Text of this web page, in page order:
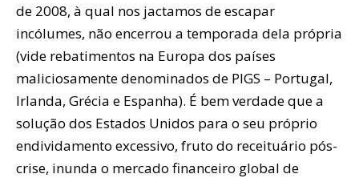
de 2008, à qual nos jactamos de escapar
incólumes, não encerrou a temporada dela própria
(vide rebatimentos na Europa dos países
maliciosamente denominados de PIGS – Portugal,
Irlanda, Grécia e Espanha). É bem verdade que a
solução dos Estados Unidos para o seu próprio
endividamento excessivo, fruto do receituário pós-
crise, inunda o mercado financeiro global de